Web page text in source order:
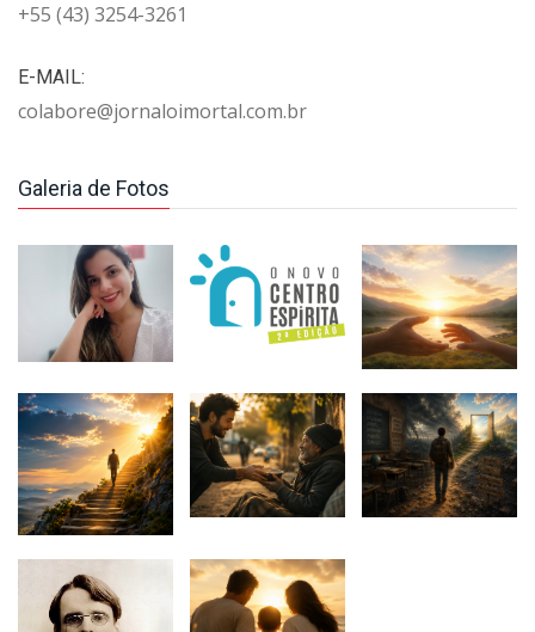
+55 (43) 3254-3261
E-MAIL:
colabore@jornaloimortal.com.br
Galeria de Fotos